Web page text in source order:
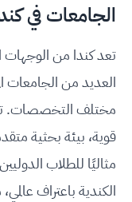
الجامعات في
تعد كندا من الوجهات
العديد من الجامعات
مختلف التخصصات.
قوية، بيئة بحثية
مثاليًا للطلاب
الكندية باعتراف